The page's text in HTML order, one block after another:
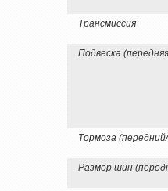
Трансмиссия
Подвеска
Тормоза
Размер шин